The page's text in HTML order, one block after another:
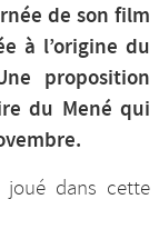
de son film
à l’origine du
proposition
du Mené qui
dans cette